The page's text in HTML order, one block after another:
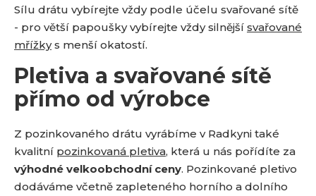
Sílu drátu vybírejte vždy podle účelu svařované sítě
- pro větší papoušky vybírejte vždy silnější svařované
mřížkys menší okatostí.
Pletiva a svařované sítě
přímo od výrobce
Z pozinkovaného drátu vyrábíme v Radkyni také
kvalitní pozinkovaná pletiva, která u nás pořídíte za
výhodné velkoobchodní ceny. Pozinkované pletivo
dodáváme včetně zapleteného horního a dolního